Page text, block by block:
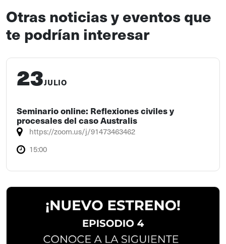
Otras noticias y eventos que
te podrían interesar
23JULIO
Seminario online: Reflexiones civiles y
procesales del caso Australis
https://zoom.us/j/91473463462
15:00